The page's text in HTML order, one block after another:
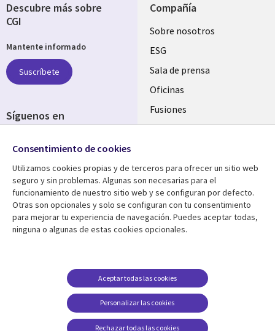
Compañía
Useful
links
SPAIN
Sobre nosotros
ESG
Sala de prensa
Oficinas
Fusiones
Inversores
Centro de Recursos
Library
Links
Artículos
Blogs
Casos de éxito
Ayuda
Legal
SPAIN
Aviso Legal
Política de Privacidad
Gestión de cookies
Descubre más sobre
CGI
Mantente informado
Suscríbete
Síguenos en
Media
SPAIN
Consentimiento de cookies
Utilizamos cookies propias y de terceros para ofrecer un sitio web
seguro y sin problemas. Algunas son necesarias para el
funcionamiento de nuestro sitio web y se configuran por defecto.
Otras son opcionales y solo se configuran con tu consentimiento
para mejorar tu experiencia de navegación. Puedes aceptar todas,
ninguna o algunas de estas cookies opcionales.
Personalizar las cookies
Aceptar todas las cookies
Rechazar todas las cookies